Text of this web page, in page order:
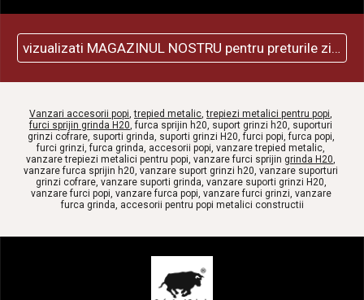
vizualizati MAGAZINUL NOSTRU pentru preturile zilei
Vanzari accesorii popi, trepied metalic, trepiezi metalici pentru popi
furci sprijin grinda H20, furca sprijin h20, suport grinzi h20, suporturi
grinzi cofrare, suporti grinda, suporti grinzi H20, furci popi, furca popi,
furci grinzi, furca grinda, accesorii popi, vanzare trepied metalic,
vanzare trepiezi metalici pentru popi, vanzare furci sprijin grinda H20,
vanzare furca sprijin h20, vanzare suport grinzi h20, vanzare suporturi
grinzi cofrare, vanzare suporti grinda, vanzare suporti grinzi H20,
vanzare furci popi, vanzare furca popi, vanzare furci grinzi, vanzare
furca grinda, accesorii pentru popi metalici constructii